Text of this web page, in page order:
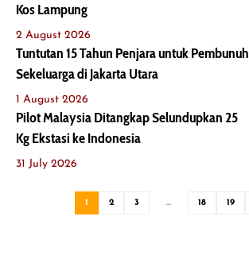
Kos Lampung
2 August 2026
Tuntutan 15 Tahun Penjara untuk Pembunuh
Sekeluarga di Jakarta Utara
1 August 2026
Pilot Malaysia Ditangkap Selundupkan 25
Kg Ekstasi ke Indonesia
31 July 2026
1 2 3 … 18 19